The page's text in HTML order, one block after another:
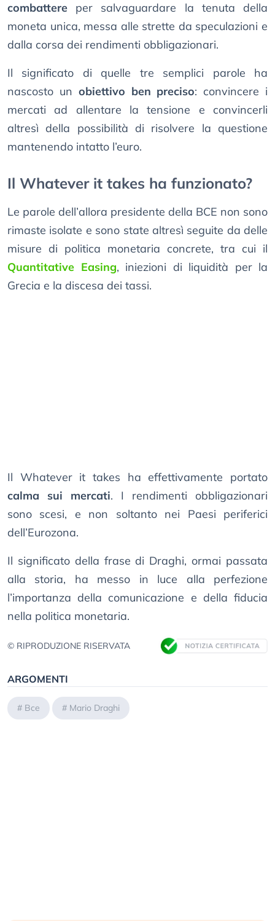
combattere per salvaguardare la tenuta della
moneta unica, messa alle strette da speculazioni e
dalla corsa dei rendimenti obbligazionari.
Il significato di quelle tre semplici parole ha
nascosto un obiettivo ben preciso: convincere i
mercati ad allentare la tensione e convincerli
altresì della possibilità di risolvere la questione
mantenendo intatto l’euro.
Il Whatever it takes ha funzionato?
Le parole dell’allora presidente della BCE non sono
rimaste isolate e sono state altresì seguite da delle
misure di politica monetaria concrete, tra cui il
Quantitative Easing, iniezioni di liquidità per la
Grecia e la discesa dei tassi.
Il Whatever it takes ha effettivamente portato
calma sui mercati. I rendimenti obbligazionari
sono scesi, e non soltanto nei Paesi periferici
dell’Eurozona.
Il significato della frase di Draghi, ormai passata
alla storia, ha messo in luce alla perfezione
l’importanza della comunicazione e della fiducia
nella politica monetaria.
© RIPRODUZIONE RISERVATA
ARGOMENTI
# Bce # Mario Draghi